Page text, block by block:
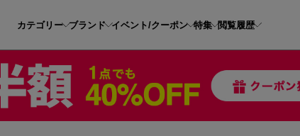
カテゴリー ブランド イベント/クーポン 特集 閲覧履歴